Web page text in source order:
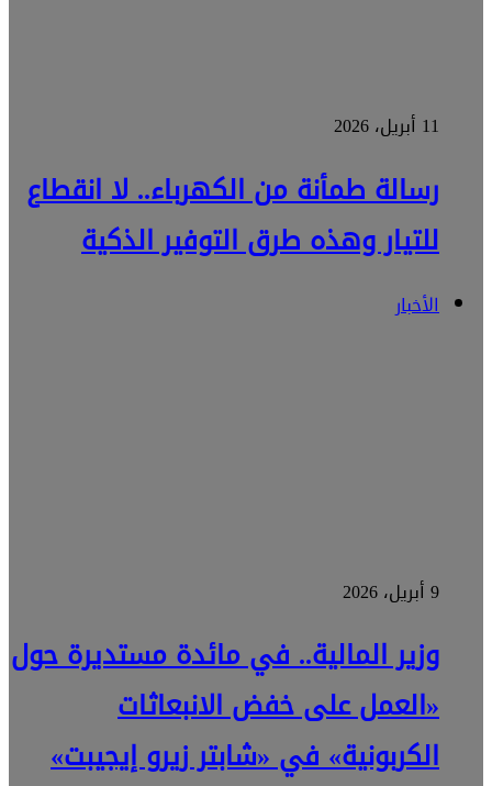
11 أبريل، 2026
رسالة طمأنة من الكهرباء.. لا انقطاع
للتيار وهذه طرق التوفير الذكية
الأخبار
9 أبريل، 2026
وزير المالية.. في مائدة مستديرة حول
«العمل على خفض الانبعاثات
الكربونية» في «شابتر زيرو إيجيبت»